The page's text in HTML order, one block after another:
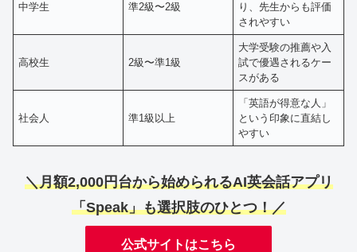
中学生 準2級〜2級
り、先生からも評価
されやすい
高校生 2級〜準1級
大学受験の推薦や入
試で優遇されるケー
スがある
社会人 準1級以上
「英語が得意な人」
という印象に直結し
やすい
＼月額2,000円台から始められるAI英会話アプリ
「Speak」も選択肢のひとつ！／
公式サイトはこちら